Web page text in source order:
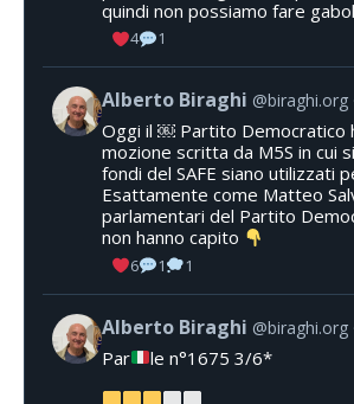
quindi non possiamo fare
4 1
Alberto Biraghi @biraghi.org
Oggi il ￼ Partito Democratico
mozione scritta da M5S in cui
fondi del SAFE siano utilizzati
Esattamente come Matteo
parlamentari del Partito
non hanno capito
6 1 1
Alberto Biraghi @biraghi.org
Par le n°1675 3/6*